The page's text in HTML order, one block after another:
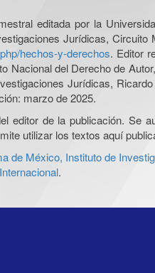
editada por la
Jurídicas,
hechos-y-derechos. Editor
del Derecho de
Jurídicas,
marzo de 2025.
editor de la publicación. Se
utilizar los textos aquí
de México, Instituto de
.